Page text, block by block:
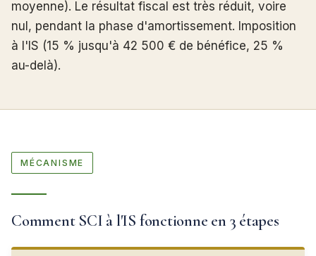
moyenne). Le résultat fiscal est très réduit, voire
nul, pendant la phase d'amortissement. Imposition
à l'IS (15 % jusqu'à 42 500 € de bénéfice, 25 %
au-delà).
MÉCANISME
Comment SCI à l'IS fonctionne en 3 étapes